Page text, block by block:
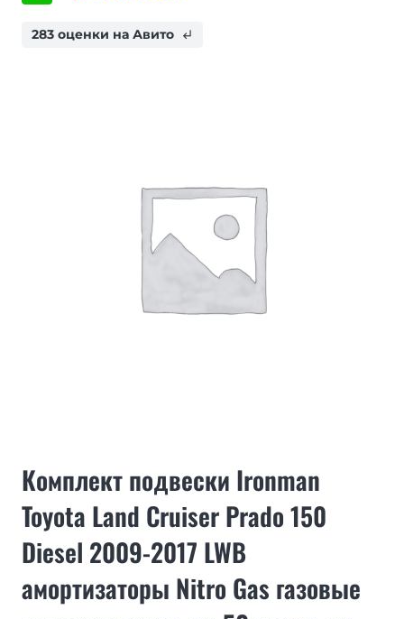
283 оценки на Авито subdirectory_arrow_left
Комплект подвески Ironman
Toyota Land Cruiser Prado 150
Diesel 2009-2017 LWB
амортизаторы Nitro Gas газовые